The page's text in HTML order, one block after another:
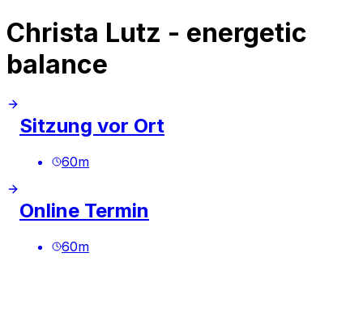
Christa Lutz - energetic
balance
Sitzung vor Ort
60m
Online Termin
60m